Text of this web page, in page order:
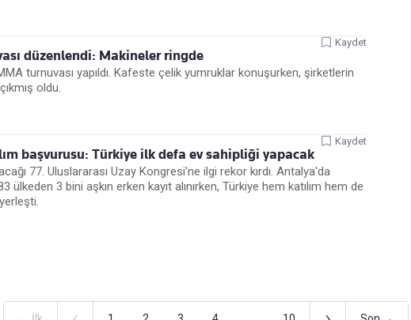
düzenlendi: Makineler ringde
Kaydet
turnuvası yapıldı. Kafeste çelik yumruklar konuşurken, şirketlerin
oldu.
başvurusu: Türkiye ilk defa ev sahipliği yapacak
Kaydet
77. Uluslararası Uzay Kongresi'ne ilgi rekor kırdı. Antalya'da
3 bini aşkın erken kayıt alınırken, Türkiye hem katılım hem de